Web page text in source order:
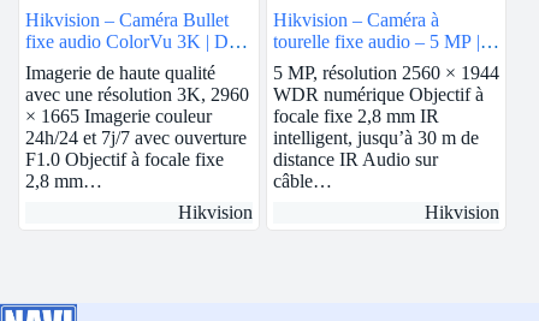
Hikvision – Caméra Bullet
fixe audio ColorVu 3K | DS-
2CE12KF0T-FS
Imagerie de haute qualité
avec une résolution 3K, 2960
× 1665 Imagerie couleur
24h/24 et 7j/7 avec ouverture
F1.0 Objectif à focale fixe
2,8 mm…
Hikvision
Hikvision – Caméra à
tourelle fixe audio – 5 MP |
DS-76H0T-ITMFS
5 MP, résolution 2560 × 1944
WDR numérique Objectif à
focale fixe 2,8 mm IR
intelligent, jusqu’à 30 m de
distance IR Audio sur
câble…
Hikvision